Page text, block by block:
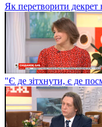
Як перетворити
"Є де зітхнути, є де